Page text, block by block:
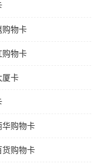
购物卡
购物卡
厦卡
华购物卡
货购物卡